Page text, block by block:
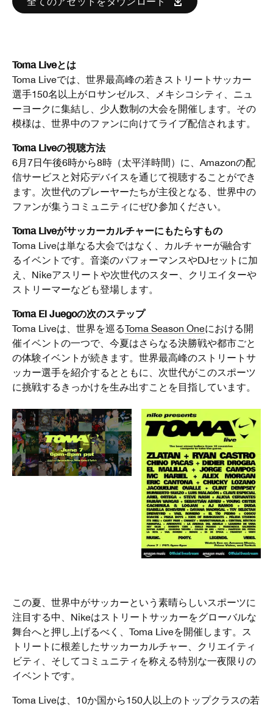
Toma Liveとは
Toma Liveでは、世界最高峰の若きストリートサッカー
選手150名以上がロサンゼルス、メキシコシティ、ニュ
ーヨークに集結し、少人数制の大会を開催します。その
模様は、世界中のファンに向けてライブ配信されます。
Toma Liveの視聴方法
6月7日午後6時から8時（太平洋時間）に、Amazonの配
信サービスと対応デバイスを通じて視聴することができ
ます。次世代のプレーヤーたちが主役となる、世界中の
ファンが集うコミュニティにぜひ参加ください。
Toma Liveがサッカーカルチャーにもたらすもの
Toma Liveは単なる大会ではなく、カルチャーが融合す
るイベントです。音楽のパフォーマンスやDJセットに加
え、Nikeアスリートや次世代のスター、クリエイターや
ストリーマーなども登場します。
Toma El Juegoの次のステップ
Toma Liveは、世界を巡るToma Season Oneにおける開
催イベントの一つで、今夏はさらなる決勝戦や都市ごと
の体験イベントが続きます。世界最高峰のストリートサ
ッカー選手を紹介するとともに、次世代がこのスポーツ
に挑戦するきっかけを生み出すことを目指しています。
この夏、世界中がサッカーという素晴らしいスポーツに
注目する中、Nikeはストリートサッカーをグローバルな
舞台へと押し上げるべく、Toma Liveを開催します。ス
トリートに根差したサッカーカルチャー、クリエイティ
ビティ、そしてコミュニティを称える特別な一夜限りの
イベントです。
Toma Liveは、10か国から150人以上のトップクラスの若